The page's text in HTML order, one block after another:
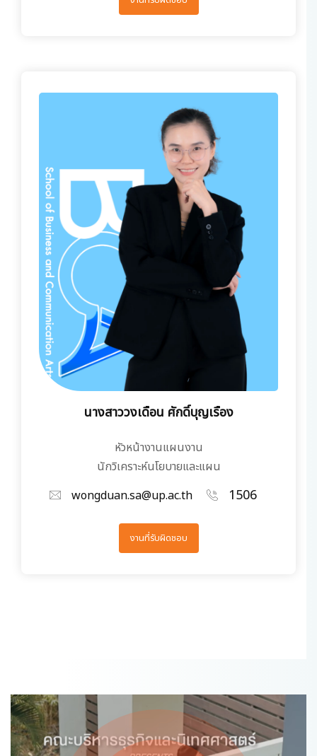
นางสาววงเดือน ศักดิ์บุญเรือง
หัวหน้างานแผนงาน
นักวิเคราะห์นโยบายและแผน
wongduan.sa@up.ac.th
1506